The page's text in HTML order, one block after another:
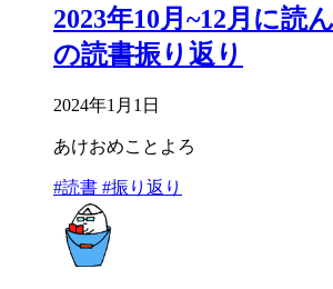
2023年10月~12月に読
の読書振り返り
2024年1月1日
あけおめことよろ
#読書 #振り返り